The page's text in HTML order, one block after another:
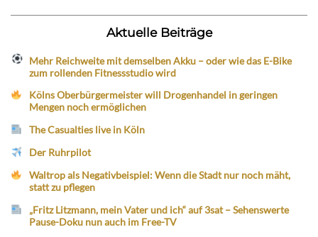
Aktuelle Beiträge
Mehr Reichweite mit demselben Akku – oder wie das E-Bike
zum rollenden Fitnessstudio wird
Kölns Oberbürgermeister will Drogenhandel in geringen
Mengen noch ermöglichen
The Casualties live in Köln
Der Ruhrpilot
Waltrop als Negativbeispiel: Wenn die Stadt nur noch mäht,
statt zu pflegen
„Fritz Litzmann, mein Vater und ich“ auf 3sat – Sehenswerte
Pause-Doku nun auch im Free-TV